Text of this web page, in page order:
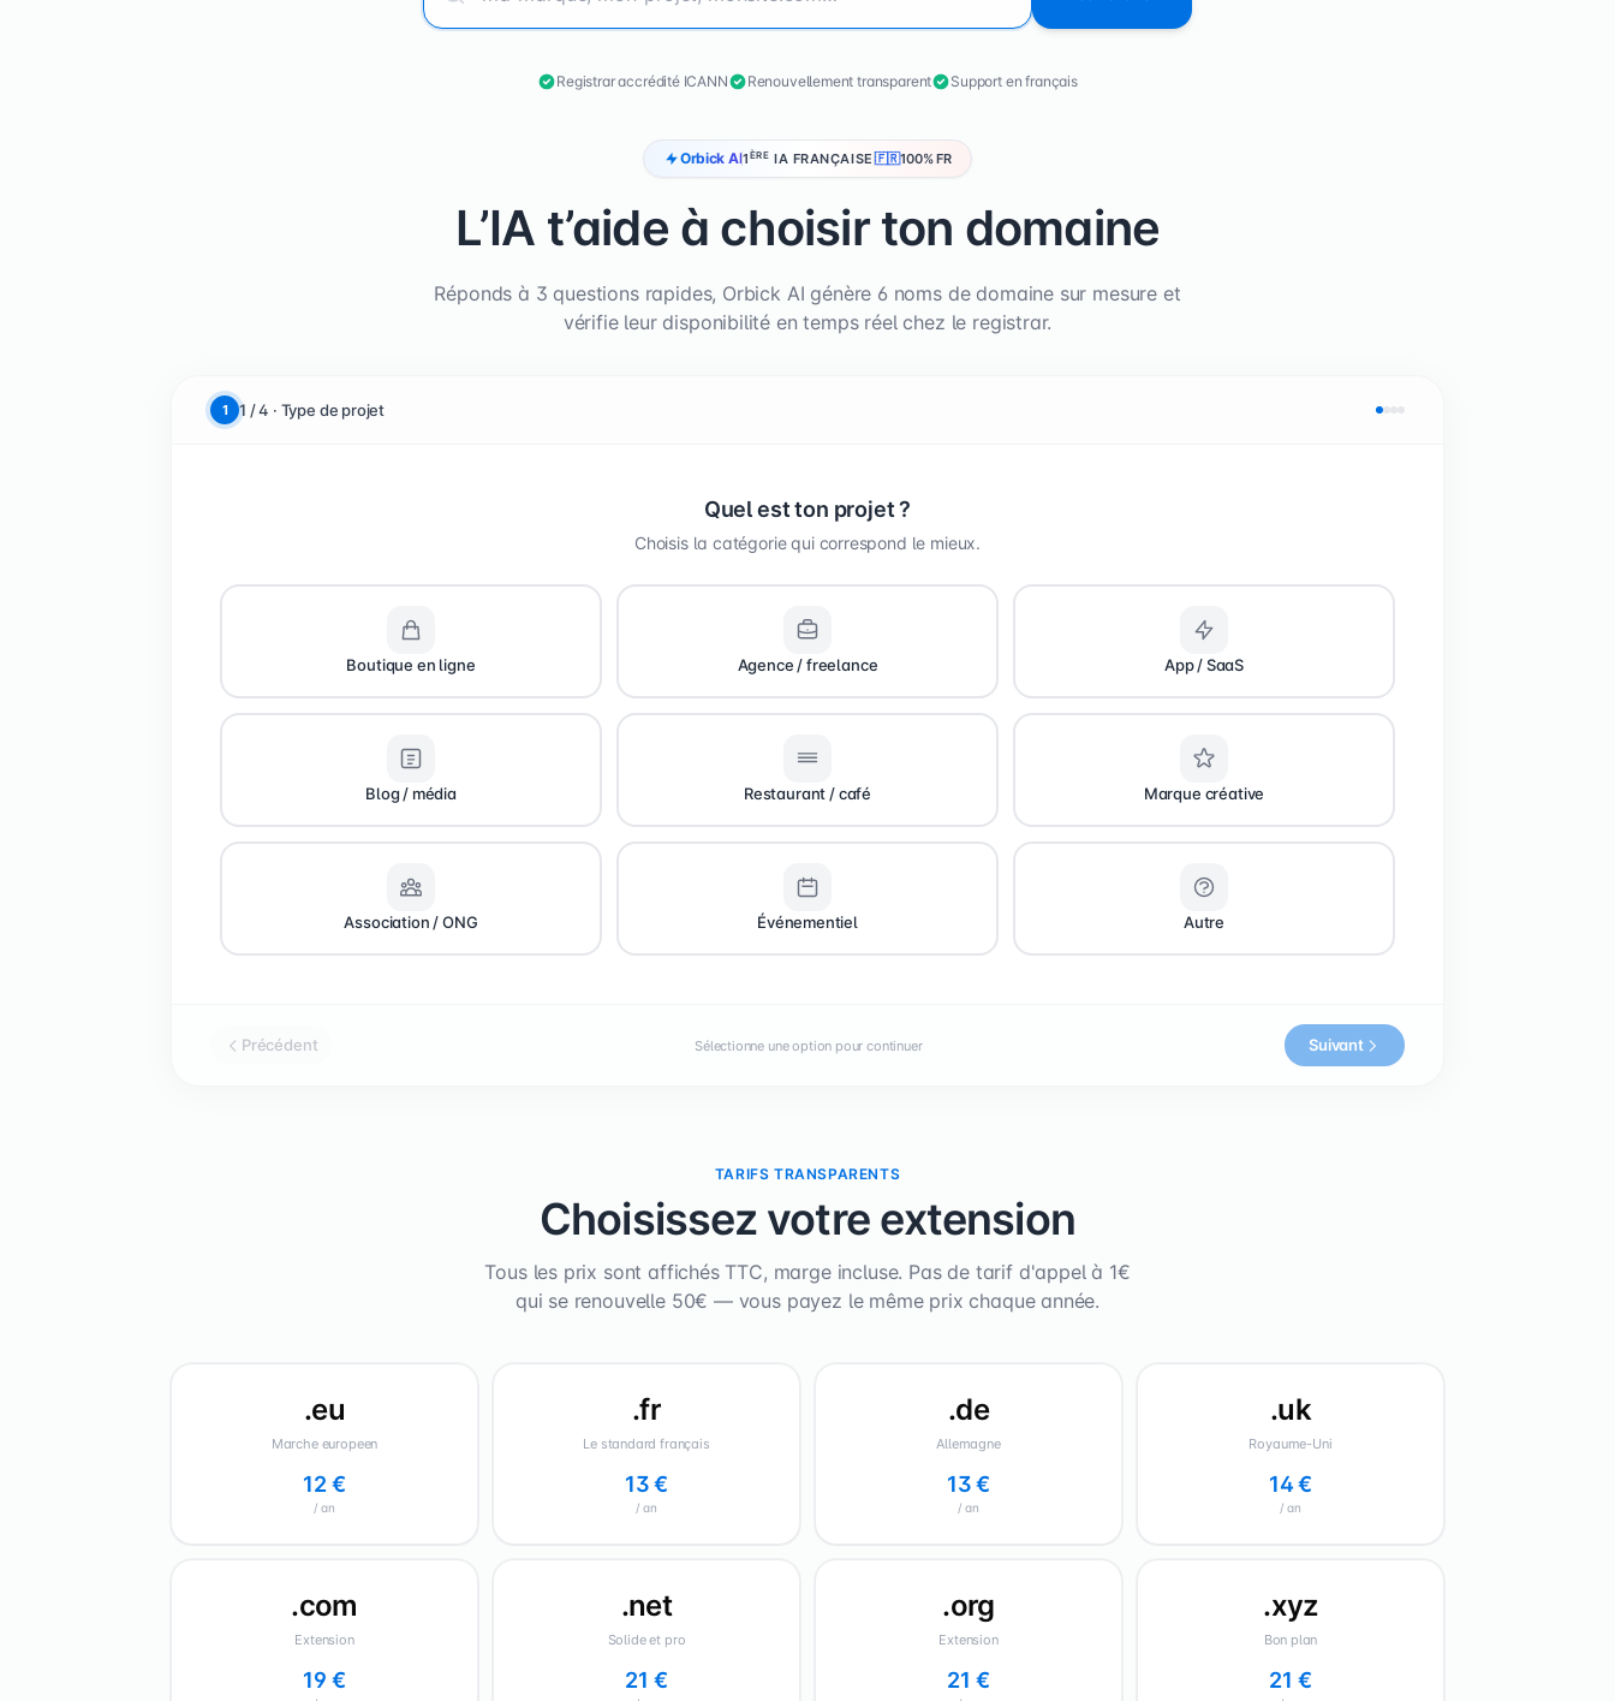
Registrar accrédité ICANN Renouvellement transparent Support en français
Orbick AI1 ÈRE IA FRANÇAISE 🇫🇷100% FR
L’IA t’aide à choisir ton domaine
Réponds à 3 questions rapides, Orbick AI génère 6 noms de domaine sur mesure et
vérifie leur disponibilité en temps réel chez le registrar.
1 1 / 4 · Type de projet
Quel est ton projet ?
Choisis la catégorie qui correspond le mieux.
Boutique en ligne Agence / freelance App / SaaS
Blog / média Restaurant / café Marque créative
Association / ONG Événementiel Autre
Précédent Sélectionne une option pour continuer Suivant
TARIFS TRANSPARENTS
Choisissez votre extension
Tous les prix sont affichés TTC, marge incluse. Pas de tarif d'appel à 1€
qui se renouvelle 50€ — vous payez le même prix chaque année.
.eu
Marche europeen
12 €
/ an
.fr
Le standard français
13 €
/ an
.de
Allemagne
13 €
/ an
.uk
Royaume-Uni
14 €
/ an
.com
Extension
19 €
.net
Solide et pro
21 €
.org
Extension
21 €
.xyz
Bon plan
21 €